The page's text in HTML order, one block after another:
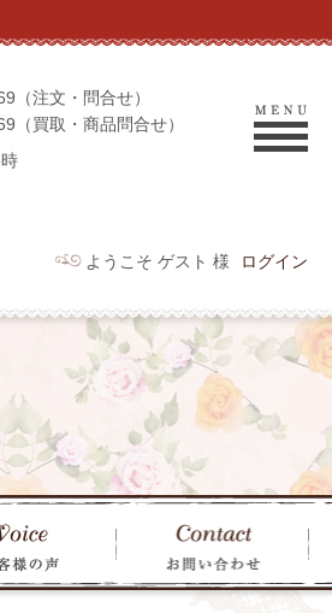
（注文・問合せ）
（買取・商品問合せ）
ようこそ ゲスト 様 ログイン